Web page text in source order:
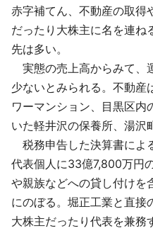
赤字補てん、不動産の取得
だったり大株主に名を連ね
先は多い。
実態の売上高からみて、
少ないとみられる。不動産
ワーマンション、目黒区内
いた軽井沢の保養所、湯沢
税務申告した決算書によ
代表個人に33億7,800万円
や親族などへの貸し付け
にのぼる。堀正工業と直接
大株主だったり代表を兼務